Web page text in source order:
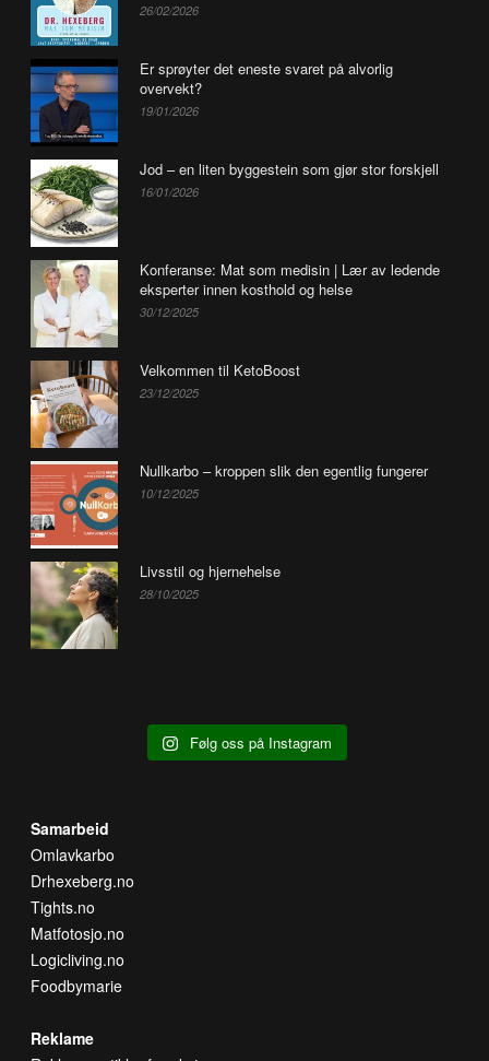
26/02/2026
Er sprøyter det eneste svaret på alvorlig
overvekt?
19/01/2026
Jod – en liten byggestein som gjør stor forskjell
16/01/2026
Konferanse: Mat som medisin | Lær av ledende
eksperter innen kosthold og helse
30/12/2025
Velkommen til KetoBoost
23/12/2025
Nullkarbo – kroppen slik den egentlig fungerer
10/12/2025
Livsstil og hjernehelse
28/10/2025
Følg oss på Instagram
Samarbeid
Omlavkarbo
Drhexeberg.no
Tights.no
Matfotosjo.no
Logicliving.no
Foodbymarie
Reklame